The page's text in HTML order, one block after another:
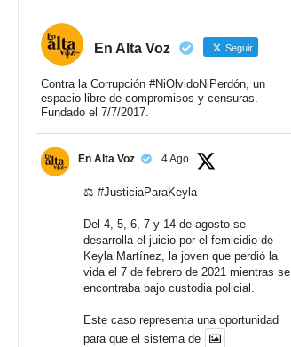
En Alta Voz Seguir
Contra la Corrupción #NiOlvidoNiPerdón, un
espacio libre de compromisos y censuras.
Fundado el 7/7/2017.
En Alta Voz 4 Ago
⚖️ #JusticiaParaKeyla
Del 4, 5, 6, 7 y 14 de agosto se
desarrolla el juicio por el femicidio de
Keyla Martínez, la joven que perdió la
vida el 7 de febrero de 2021 mientras se
encontraba bajo custodia policial.
Este caso representa una oportunidad
para que el sistema de